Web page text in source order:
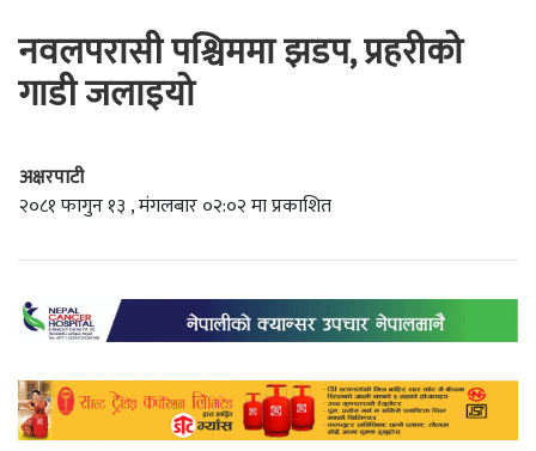
नवलपरासी पश्चिममा झडप, प्रहरीको
गाडी जलाइयो
अक्षरपाटी
२०८१ फागुन १३ , मंगलबार ०२:०२ मा प्रकाशित